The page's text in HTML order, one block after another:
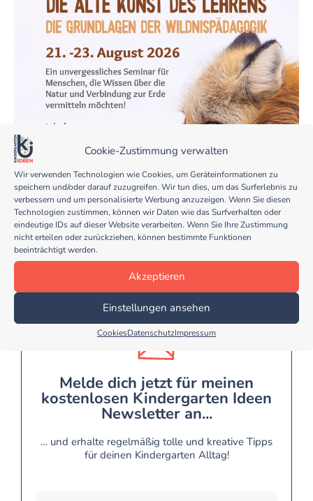
Cookie-Zustimmung verwalten
Wir verwenden Technologien wie Cookies, um Geräteinformationen zu
speichern und/oder darauf zuzugreifen. Wir tun dies, um das Surferlebnis zu
verbessern und um personalisierte Werbung anzuzeigen. Wenn Sie diesen
Technologien zustimmen, können wir Daten wie das Surfverhalten oder
eindeutige IDs auf dieser Website verarbeiten. Wenn Sie Ihre Zustimmung
nicht erteilen oder zurückziehen, können bestimmte Funktionen
beeinträchtigt werden.
Akzeptieren
Einstellungen ansehen
CookiesDatenschutzImpressum
Melde dich jetzt für meinen
kostenlosen Kindergarten Ideen
Newsletter an...
… und erhalte regelmäßig tolle und kreative Tipps
für deinen Kindergarten Alltag!